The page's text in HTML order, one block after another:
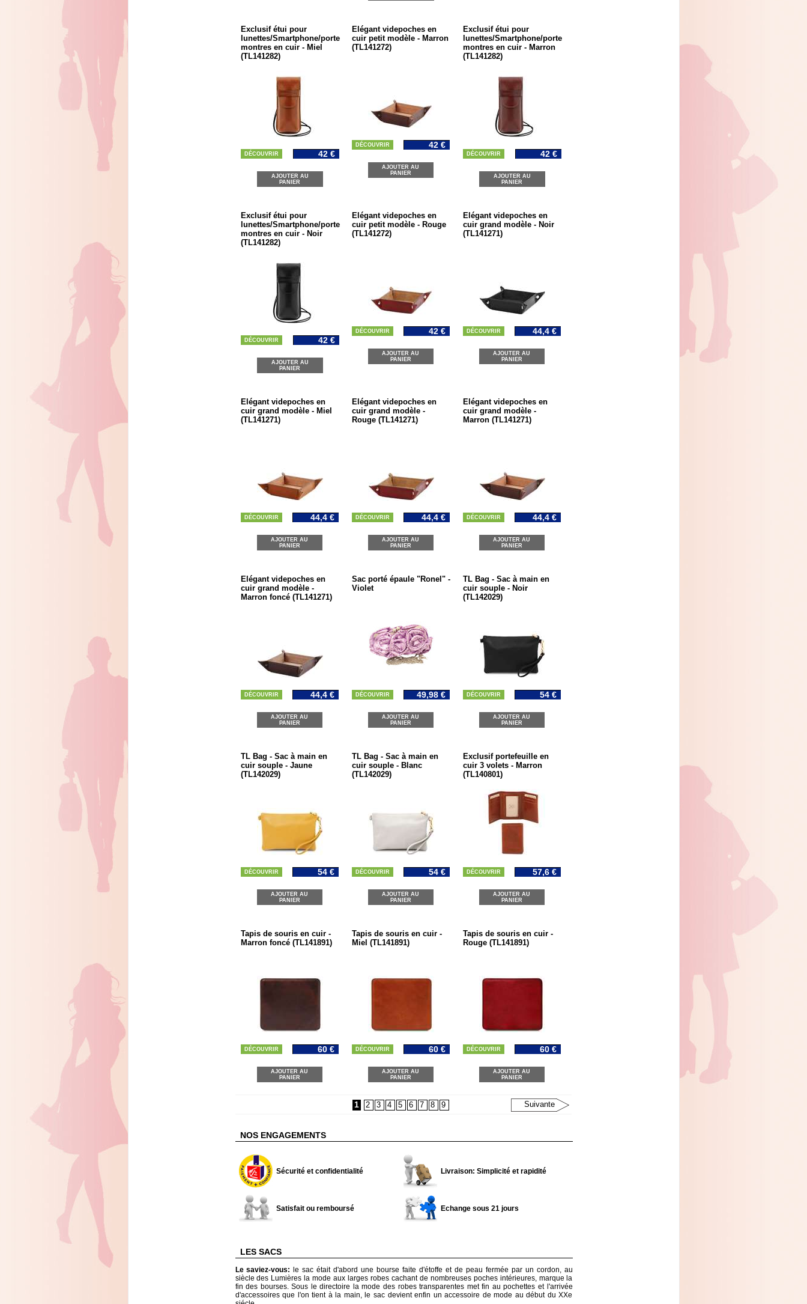
Exclusif étui pour
lunettes/Smartphone/porte
montres en cuir - Miel
(TL141282)
DÉCOUVRIR 42 €
AJOUTER AU
PANIER
Elégant videpoches en
cuir petit modèle - Marron
(TL141272)
DÉCOUVRIR 42 €
AJOUTER AU
PANIER
Exclusif étui pour
lunettes/Smartphone/porte
montres en cuir - Marron
(TL141282)
DÉCOUVRIR 42 €
AJOUTER AU
PANIER
Exclusif étui pour
lunettes/Smartphone/porte
montres en cuir - Noir
(TL141282)
DÉCOUVRIR 42 €
AJOUTER AU
PANIER
Elégant videpoches en
cuir petit modèle - Rouge
(TL141272)
DÉCOUVRIR 42 €
AJOUTER AU
PANIER
Elégant videpoches en
cuir grand modèle - Noir
(TL141271)
DÉCOUVRIR 44,4 €
AJOUTER AU
PANIER
Elégant videpoches en
cuir grand modèle - Miel
(TL141271)
DÉCOUVRIR 44,4 €
AJOUTER AU
PANIER
Elégant videpoches en
cuir grand modèle -
Rouge (TL141271)
DÉCOUVRIR 44,4 €
AJOUTER AU
PANIER
Elégant videpoches en
cuir grand modèle -
Marron (TL141271)
DÉCOUVRIR 44,4 €
AJOUTER AU
PANIER
Elégant videpoches en
cuir grand modèle -
Marron foncé (TL141271)
DÉCOUVRIR 44,4 €
AJOUTER AU
PANIER
Sac porté épaule "Ronel" -
Violet
DÉCOUVRIR 49,98 €
AJOUTER AU
PANIER
TL Bag - Sac à main en
cuir souple - Noir
(TL142029)
DÉCOUVRIR 54 €
AJOUTER AU
PANIER
TL Bag - Sac à main en
cuir souple - Jaune
(TL142029)
DÉCOUVRIR 54 €
AJOUTER AU
PANIER
TL Bag - Sac à main en
cuir souple - Blanc
(TL142029)
DÉCOUVRIR 54 €
AJOUTER AU
PANIER
Exclusif portefeuille en
cuir 3 volets - Marron
(TL140801)
DÉCOUVRIR 57,6 €
AJOUTER AU
PANIER
Tapis de souris en cuir -
Marron foncé (TL141891)
DÉCOUVRIR 60 €
AJOUTER AU
PANIER
Tapis de souris en cuir -
Miel (TL141891)
DÉCOUVRIR 60 €
AJOUTER AU
PANIER
Tapis de souris en cuir -
Rouge (TL141891)
DÉCOUVRIR 60 €
AJOUTER AU
PANIER
1 2 3 4 5 6 7 8 9 Suivante
NOS ENGAGEMENTS
Sécurité et confidentialité Livraison: Simplicité et rapidité
Satisfait ou remboursé Echange sous 21 jours
LES SACS
Le saviez-vous:
le sac était d'abord une bourse faite d'étoffe et de peau fermée par un cordon, au
siècle des Lumières la mode aux larges robes cachant de nombreuses poches intérieures, marque la
fin des bourses. Sous le directoire la mode des robes transparentes met fin au pochettes et l'arrivée
d'accessoires que l'on tient à la main, le sac devient enfin un accessoire de mode au début du XXe